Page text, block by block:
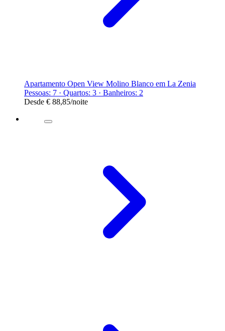
Apartamento Open View Molino Blanco em La Zenia
Pessoas: 7 · Quartos: 3 · Banheiros: 2
Desde € 88,85/noite